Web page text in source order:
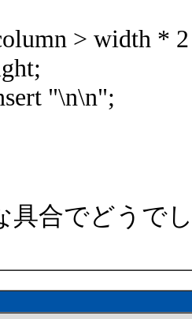
> width * 2
"\n\n";
合でどうで